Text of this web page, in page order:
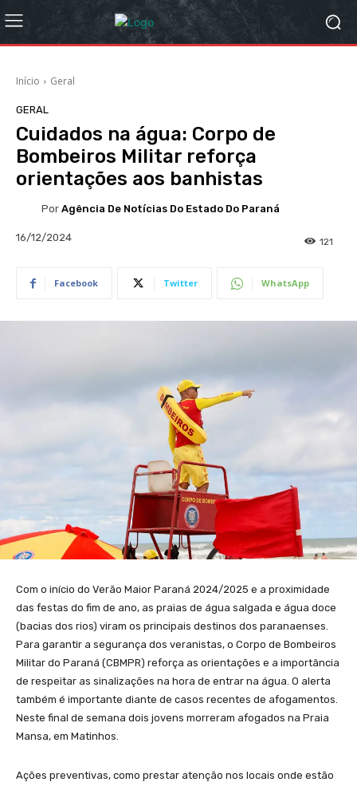
Início Geral
GERAL
Cuidados na água: Corpo de
Bombeiros Militar reforça
orientações aos banhistas
Por Agência De Notícias Do Estado Do Paraná
16/12/2024 121
Facebook Twitter WhatsApp
Com o início do Verão Maior Paraná 2024/2025 e a proximidade
das festas do fim de ano, as praias de água salgada e água doce
(bacias dos rios) viram os principais destinos dos paranaenses.
Para garantir a segurança dos veranistas, o Corpo de Bombeiros
Militar do Paraná (CBMPR) reforça as orientações e a importância
de respeitar as sinalizações na hora de entrar na água. O alerta
também é importante diante de casos recentes de afogamentos.
Neste final de semana dois jovens morreram afogados na Praia
Mansa, em Matinhos.
Ações preventivas, como prestar atenção nos locais onde estão